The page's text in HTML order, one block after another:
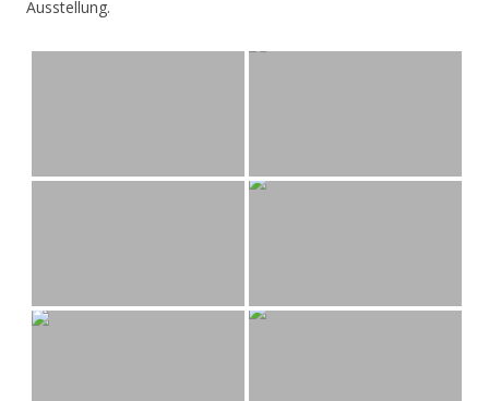
Ausstellung.